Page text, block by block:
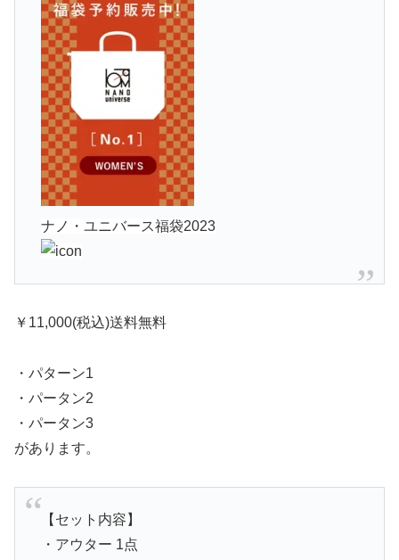
ナノ・ユニバース福袋2023
￥11,000(税込)送料無料
・パターン1
・パータン2
・パータン3
があります。
【セット内容】
・アウター 1点